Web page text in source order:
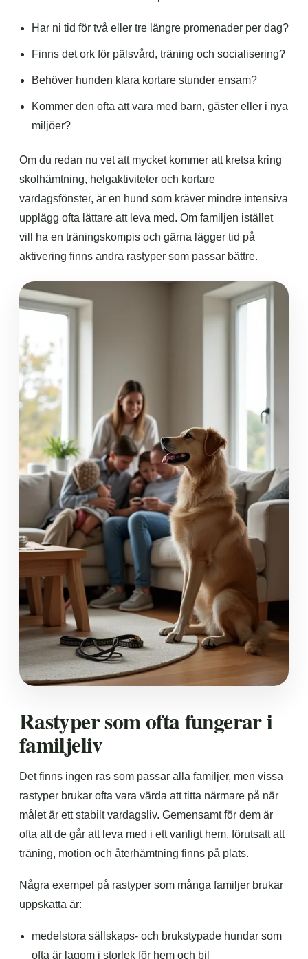
Har ni tid för två eller tre längre promenader per dag?
Finns det ork för pälsvård, träning och socialisering?
Behöver hunden klara kortare stunder ensam?
Kommer den ofta att vara med barn, gäster eller i nya
miljöer?
Om du redan nu vet att mycket kommer att kretsa kring
skolhämtning, helgaktiviteter och kortare
vardagsfönster, är en hund som kräver mindre intensiva
upplägg ofta lättare att leva med. Om familjen istället
vill ha en träningskompis och gärna lägger tid på
aktivering finns andra rastyper som passar bättre.
Rastyper som ofta fungerar i
familjeliv
Det finns ingen ras som passar alla familjer, men vissa
rastyper brukar ofta vara värda att titta närmare på när
målet är ett stabilt vardagsliv. Gemensamt för dem är
ofta att de går att leva med i ett vanligt hem, förutsatt att
träning, motion och återhämtning finns på plats.
Några exempel på rastyper som många familjer brukar
uppskatta är:
medelstora sällskaps- och brukstypade hundar som
ofta är lagom i storlek för hem och bil